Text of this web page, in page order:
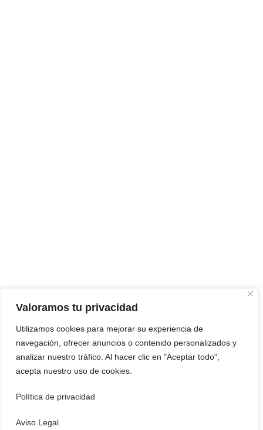
Valoramos tu privacidad
Utilizamos cookies para mejorar su experiencia de
navegación, ofrecer anuncios o contenido personalizados y
analizar nuestro tráfico. Al hacer clic en "Aceptar todo",
acepta nuestro uso de cookies.
Política de privacidad
Aviso Legal